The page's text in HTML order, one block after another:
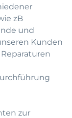
zB
und
Kunden
zur